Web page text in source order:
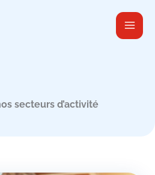
secteurs d’activité